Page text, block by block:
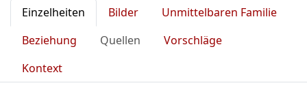
Einzelheiten Bilder
Unmittelbaren Familie
Beziehung
Quellen
Vorschläge
Kontext